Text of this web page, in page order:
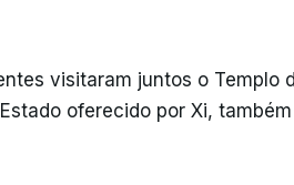
visitaram juntos o Templo
oferecido por Xi,